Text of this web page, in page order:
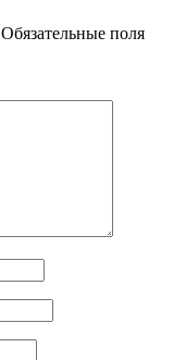
Обязательные поля